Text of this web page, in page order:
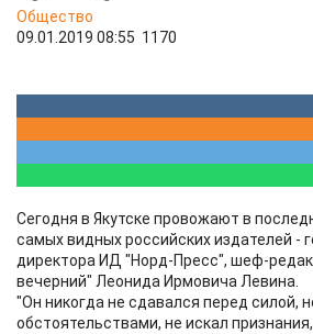
Общество
09.01.2019 08:55 1170
Сегодня в Якутске провожают в
самых видных российских издателей -
директора ИД "Норд-Пресс", шеф-
вечерний" Леонида Ирмовича Левина.
"Он никогда не сдавался перед силой,
обстоятельствами, не искал